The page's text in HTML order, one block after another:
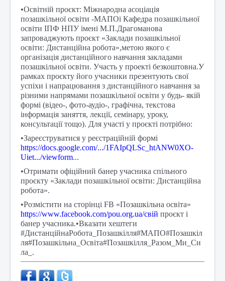
•Освітній проєкт: Міжнародна асоціація
позашкільної освіти -МАПОі Кафедра позашкільної
освіти ІПФ НПУ імені М.П.Драгоманова
запроваджують проєкт «Заклади позашкільної
освіти: Дистанційна робота»,метою якого є
організація дистанційного навчання закладами
позашкільної освіти. Участь у проекті безкоштовна.У
рамках проєкту його учасники презентують свої
успіхи і напрацювання з дистанційного навчання за
різними напрямами позашкільної освіти у будь- якій
формі (відео-, фото-аудіо-, графічна, текстова
інформація заняття, лекції, семінару, уроку,
консультації тощо). Для участі у проєкті потрібно:
•Зареєструватися у реєстраційній формі
https://docs.google.com/.../1FAIpQLSc_htANW0XO-
Uiet.../viewform...
•Отримати офіційний банер учасника спільного
проєкту «Заклади позашкільної освіти: Дистанційна
робота».
•Розмістити на сторінці FB «Позашкільна освіта»
https://www.facebook.com/pou.org.ua/свій проєкт і
банер учасника.•Вказати хештеги
#ДистанційнаРобота_Позашкілля#МАПО#Позашкіл
ля#Позашкільна_Освіта#Позашкілля_Разом_Ми_Си
ла_ .